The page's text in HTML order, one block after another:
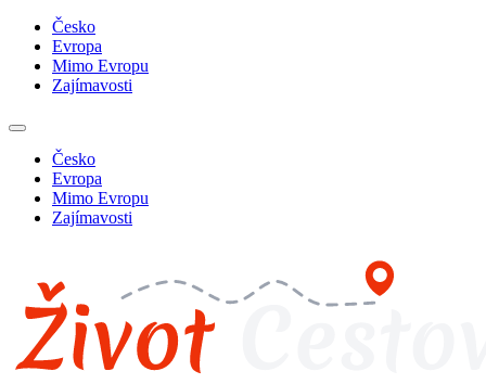
Česko
Evropa
Mimo Evropu
Zajímavosti
Česko
Evropa
Mimo Evropu
Zajímavosti